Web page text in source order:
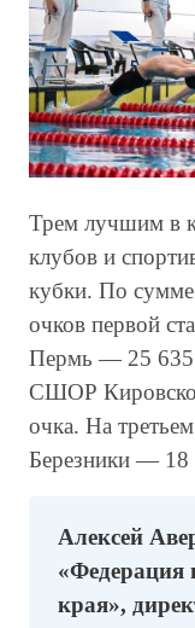
Трем лучшим в
клубов и
кубки. По
очков первой
Пермь — 25 635
СШОР
очка. На
Березники — 18
Алексей
«Федерация
края»,